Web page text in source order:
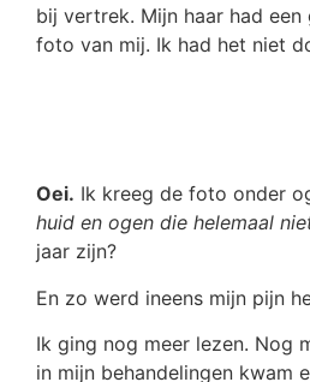
bij vertrek. Mijn haar had
foto van mij. Ik had het niet
Oei. Ik kreeg de foto onder
huid en ogen die helemaal
jaar zijn?
En zo werd ineens mijn pijn
Ik ging nog meer lezen. Nog
in mijn behandelingen kwam